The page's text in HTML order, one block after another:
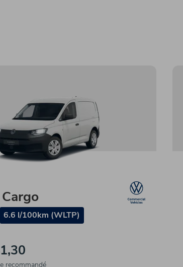
6.6 l/100km (WLTP)
recommandé